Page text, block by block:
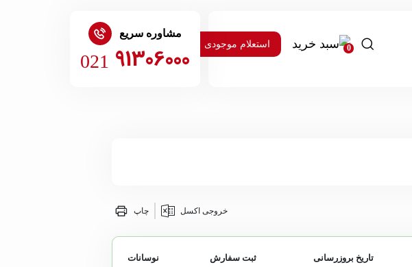
0 استعلام موجودی
مشاوره سریع
021 91306000
خروجی اکسل چاپ
تاریخ بروزرسانی ثبت سفارش نوسانات